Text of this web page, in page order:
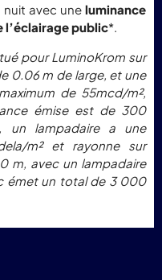
nuit avec une luminance
l’éclairage public*.
pour LuminoKrom sur
0.06 m de large, et une
de 55mcd/m²,
émise est de 300
un lampadaire a une
m² et rayonne sur
m, avec un lampadaire
émet un totalde 3 000